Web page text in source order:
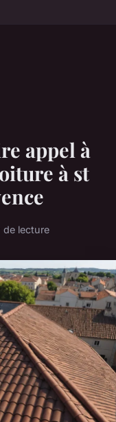
appel à
à st
de lecture